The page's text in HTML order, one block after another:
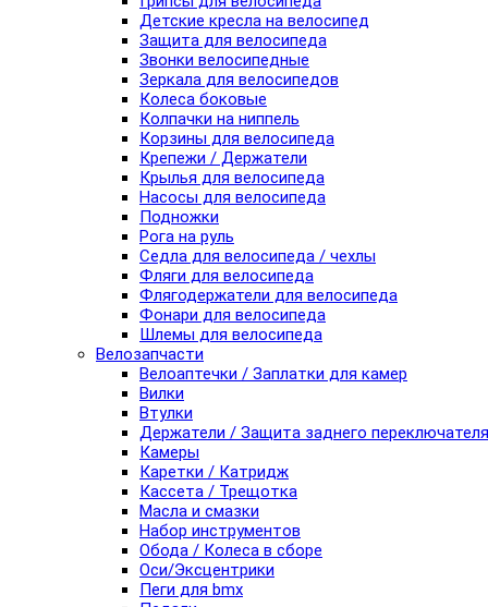
Детские кресла на велосипед
Защита для велосипеда
Звонки велосипедные
Зеркала для велосипедов
Колеса боковые
Колпачки на ниппель
Корзины для велосипеда
Крепежи / Держатели
Крылья для велосипеда
Насосы для велосипеда
Подножки
Рога на руль
Седла для велосипеда / чехлы
Фляги для велосипеда
Флягодержатели для велосипеда
Фонари для велосипеда
Шлемы для велосипеда
Велозапчасти
Велоаптечки / Заплатки для камер
Вилки
Втулки
Держатели / Защита заднего переключателя
Камеры
Каретки / Катридж
Кассета / Трещотка
Масла и смазки
Набор инструментов
Обода / Колеса в сборе
Оси/Эксцентрики
Пеги для bmx